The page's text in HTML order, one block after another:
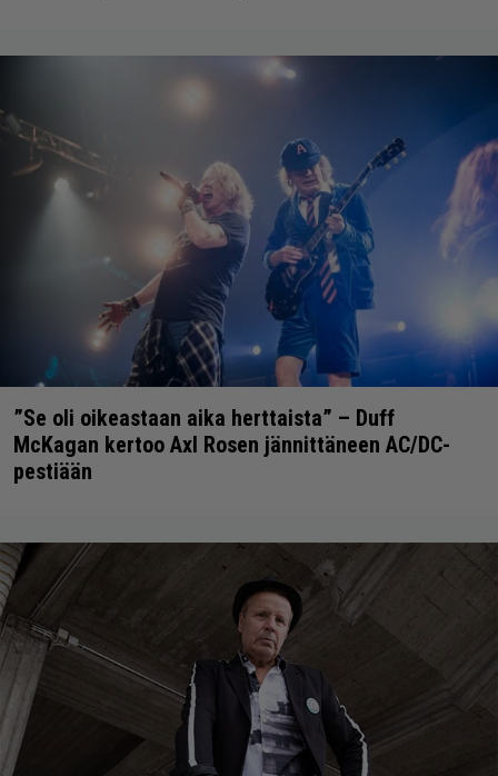
”Se oli oikeastaan aika herttaista” – Duff
McKagan kertoo Axl Rosen jännittäneen AC/DC-
pestiään